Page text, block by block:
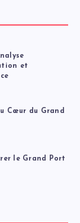
et
Cœur du Grand
le Grand Port